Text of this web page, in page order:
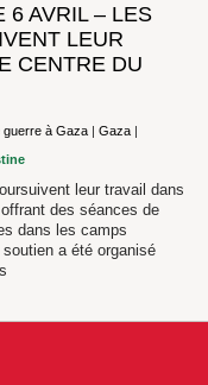
6 AVRIL – LES
LEUR
CENTRE DU
guerre à Gaza |Gaza |
leur travail dans
des séances de
dans les camps
a été organisé